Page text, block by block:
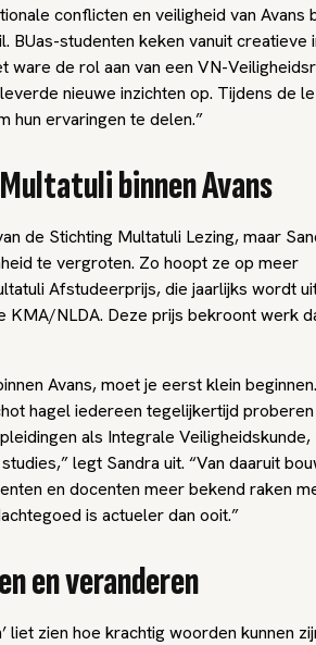
conflicten en veiligheid van Avans
BUas-studenten keken vanuit creatieve
ware de rol aan van een VN-
nieuwe inzichten op. Tijdens de
hun ervaringen te delen.”
binnen Avans
de Stichting Multatuli Lezing, maar
te vergroten. Zo hoopt ze op meer
Afstudeerprijs, die jaarlijks wordt
KMA/NLDA. Deze prijs bekroont werk
Avans, moet je eerst klein
hagel iedereen tegelijkertijd
als Integrale Veiligheidskunde,
legt Sandra uit. “Van daaruit
en docenten meer bekend raken
is actueler dan ooit.”
en veranderen
liet zien hoe krachtig woorden kunnen